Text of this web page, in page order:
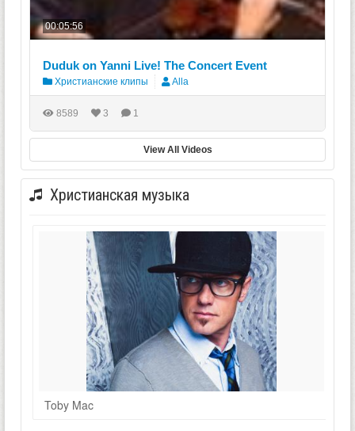
00:05:56
Duduk on Yanni Live! The Concert Event
Христианские клипы Alla
8589 3 1
View All Videos
Христианская музыка
Toby Mac